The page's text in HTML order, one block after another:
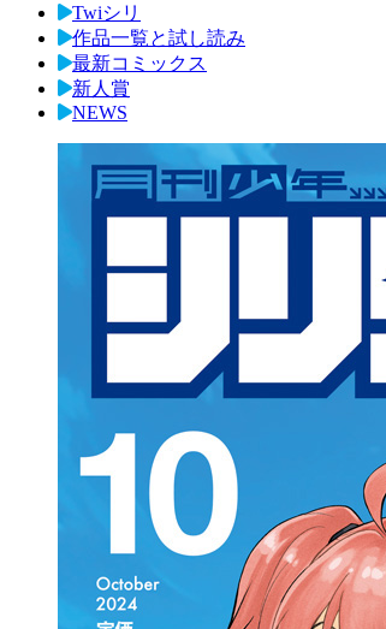
Twiシリ
作品一覧と試し読み
最新コミックス
新人賞
NEWS